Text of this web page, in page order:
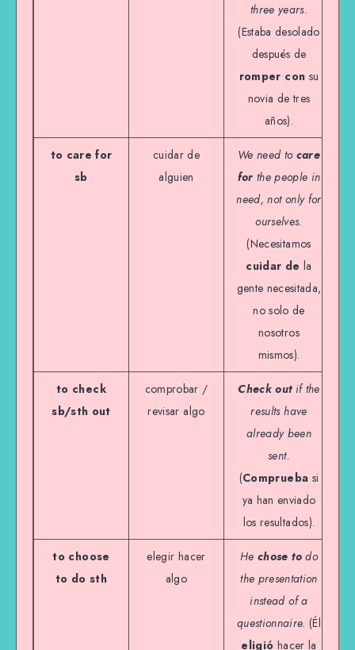
three years.
(Estaba desolado
después de
romper con su
novia de tres
años).
to care for
sb
cuidar de
alguien
We need to care
for the people in
need, not only for
ourselves.
(Necesitamos
cuidar de la
gente necesitada,
no solo de
nosotros
mismos).
to check
sb/sth out
comprobar /
revisar algo
Check outif the
results have
already been
sent.
(Comprueba si
ya han enviado
los resultados).
to choose
to do sth
elegir hacer
algo
Hechose todo
the presentation
instead of a
questionnaire. (Él
eligió hacer la